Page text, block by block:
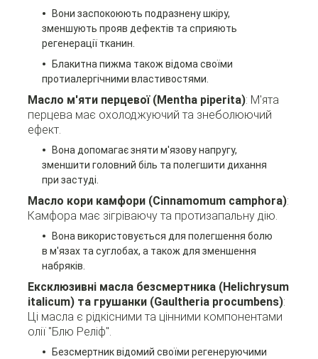
Вони заспокоюють подразнену шкіру,
зменшують прояв дефектів та сприяють
регенерації тканин.
Блакитна пижма також відома своїми
протиалергічними властивостями.
Масло м'яти перцевої (Mentha piperita): М'ята
перцева має охолоджуючий та знеболюючий
ефект.
Вона допомагає зняти м'язову напругу,
зменшити головний біль та полегшити дихання
при застуді.
Масло кори камфори (Cinnamomum camphora):
Камфора має зігріваючу та протизапальну дію.
Вона використовується для полегшення болю
в м'язах та суглобах, а також для зменшення
набряків.
Ексклюзивні масла безсмертника (Helichrysum
italicum) та грушанки (Gaultheria procumbens):
Ці масла є рідкісними та цінними компонентами
олії "Блю Реліф".
Безсмертник відомий своїми регенеруючими